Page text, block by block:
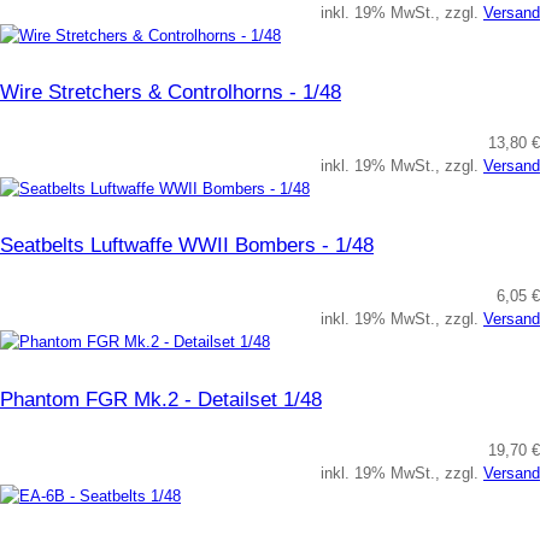
inkl. 19% MwSt., zzgl. Versand
Wire Stretchers & Controlhorns - 1/48
13,80 €
inkl. 19% MwSt., zzgl. Versand
Seatbelts Luftwaffe WWII Bombers - 1/48
6,05 €
inkl. 19% MwSt., zzgl. Versand
Phantom FGR Mk.2 - Detailset 1/48
19,70 €
inkl. 19% MwSt., zzgl. Versand